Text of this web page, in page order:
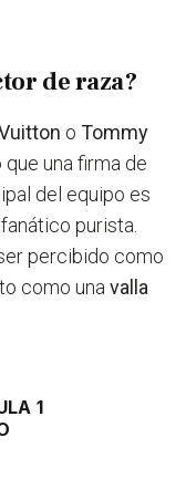
de raza?
o Tommy
una firma de
del equipo es
purista.
percibido como
como una valla
1